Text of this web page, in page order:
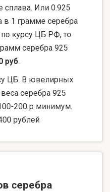
сплава. Или 0.925
в 1 грамме серебра
курсу ЦБ РФ, то
серебра 925
руб.
ЦБ. В ювелирных
серебра 925
200 р минимум.
рублей
серебра